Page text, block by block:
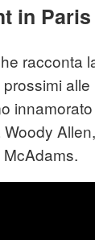
in Paris
racconta